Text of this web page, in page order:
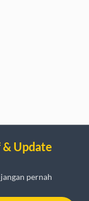
& Update
pernah